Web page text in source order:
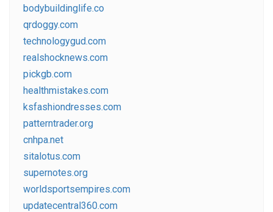
bodybuildinglife.co
qrdoggy.com
technologygud.com
realshocknews.com
pickgb.com
healthmistakes.com
ksfashiondresses.com
patterntrader.org
cnhpa.net
sitalotus.com
supernotes.org
worldsportsempires.com
updatecentral360.com